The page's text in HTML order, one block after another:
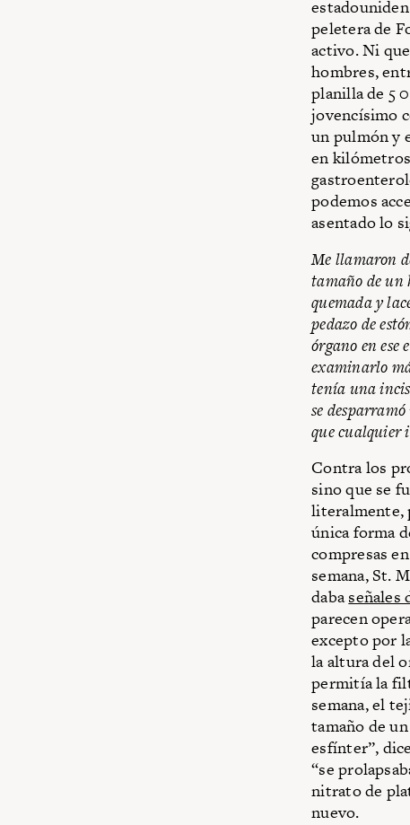
peletera de
activo. Ni
hombres,
planilla de 5
jovencísimo
un pulmón y
en
podemos
asentado lo
Me llamaron
tamaño de un
quemada y
pedazo de
órgano en
examinarlo
tenía una
se
que
Contra los
sino que se
literalmente,
única forma
compresas
semana, St.
dabaseñales
parecen
excepto por
la altura del
permitía la
semana, el
tamaño de
esfínter”,
“se
nitrato de
nuevo.